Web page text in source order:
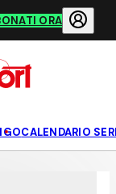
ORA
CALENDARIO